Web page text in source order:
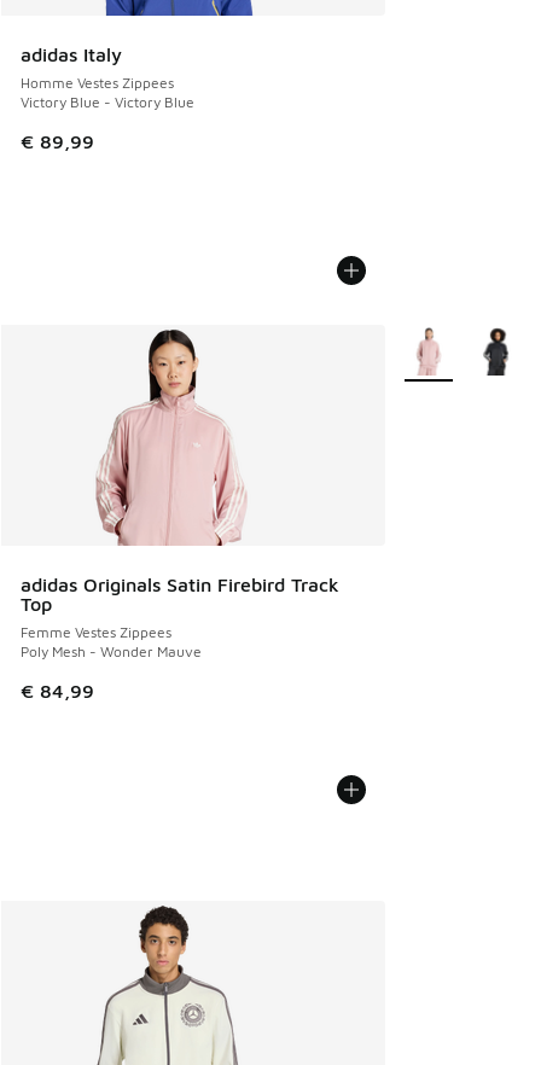
adidas Italy
Homme Vestes Zippees
Victory Blue - Victory Blue
€ 89,99
adidas Originals Satin Firebird Track
Top
Femme Vestes Zippees
Poly Mesh - Wonder Mauve
€ 84,99
Plus de couleurs